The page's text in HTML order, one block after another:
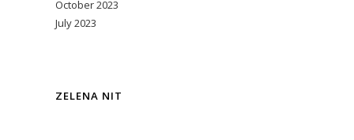
October 2023
July 2023
ZELENA NIT